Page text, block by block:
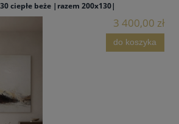
ciepłe beże |razem 200x130|
3 400,00 zł
do koszyka